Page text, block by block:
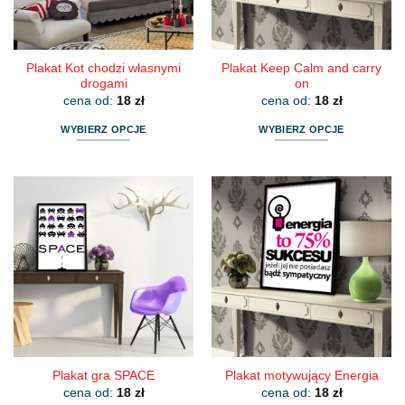
stronie
produktu
stronie
produktu
Plakat Kot chodzi własnymi
drogami
cena od: 18 zł
WYBIERZ OPCJE
wiele
wariantów.
Opcje
można
wybrać
na
stronie
produktu
Plakat Keep Calm and carry
on
cena od: 18 zł
WYBIERZ OPCJE
ma
wariantów.
Opcje
można
wybrać
na
stronie
produktu
Plakat gra SPACE
cena od: 18 zł
Plakat motywujący Energia
cena od: 18 zł